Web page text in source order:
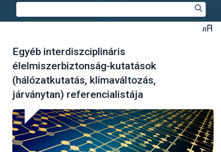
Egyéb interdiszciplináris
élelmiszerbiztonság-kutatások
(hálózatkutatás, klímaváltozás,
járványtan) referencialistája